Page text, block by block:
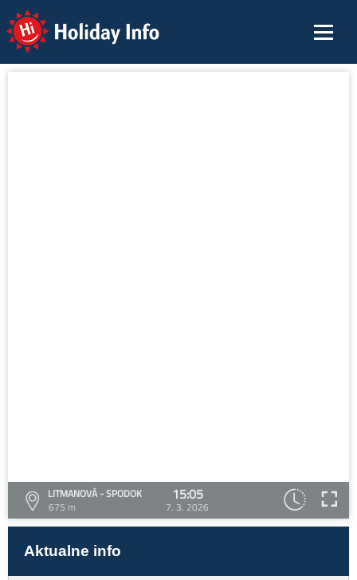
Holiday Info
LITMANOVÁ - SPODOK
675 m
15:05
7. 3. 2026
Aktualne info